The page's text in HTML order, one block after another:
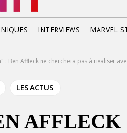
INTERVIEWS MARVEL
: Ben Affleck ne cherchera pas à rivaliser
LES ACTUS